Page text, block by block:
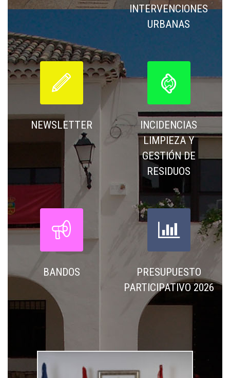
INTERVENCIONES
URBANAS


NEWSLETTER


INCIDENCIAS
LIMPIEZA Y
GESTIÓN DE
RESIDUOS


BANDOS


PRESUPUESTO
PARTICIPATIVO 2026